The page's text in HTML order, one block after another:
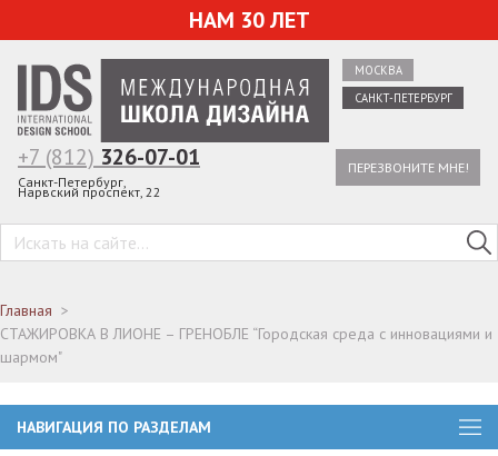
НАМ 30 ЛЕТ
МОСКВА
САНКТ-ПЕТЕРБУРГ
ПЕРЕЗВОНИТЕ МНЕ!
+7 (812) 326-07-01
Санкт-Петербург,
Нарвский проспект, 22
Главная
СТАЖИРОВКА В ЛИОНЕ – ГРЕНОБЛЕ “Городская среда с инновациями и
шармом"
НАВИГАЦИЯ ПО РАЗДЕЛАМ